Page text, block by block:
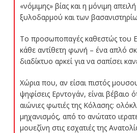
«νόμιμης» βίας και η μόνιμη
ξυλοδαρμού και των
Το προσωποπαγές καθεστώς του
κάθε αντίθετη φωνή – ένα απλό
διαδίκτυο αρκεί για να σαπίσει
Χώρια που, αν είσαι πιστός
ψηφίσεις Ερντογάν, είναι βέβαιο
αιώνιες φωτιές της Κόλασης:
μηχανισμός, από το ανώτατο
μουεζίνη στις εσχατιές της